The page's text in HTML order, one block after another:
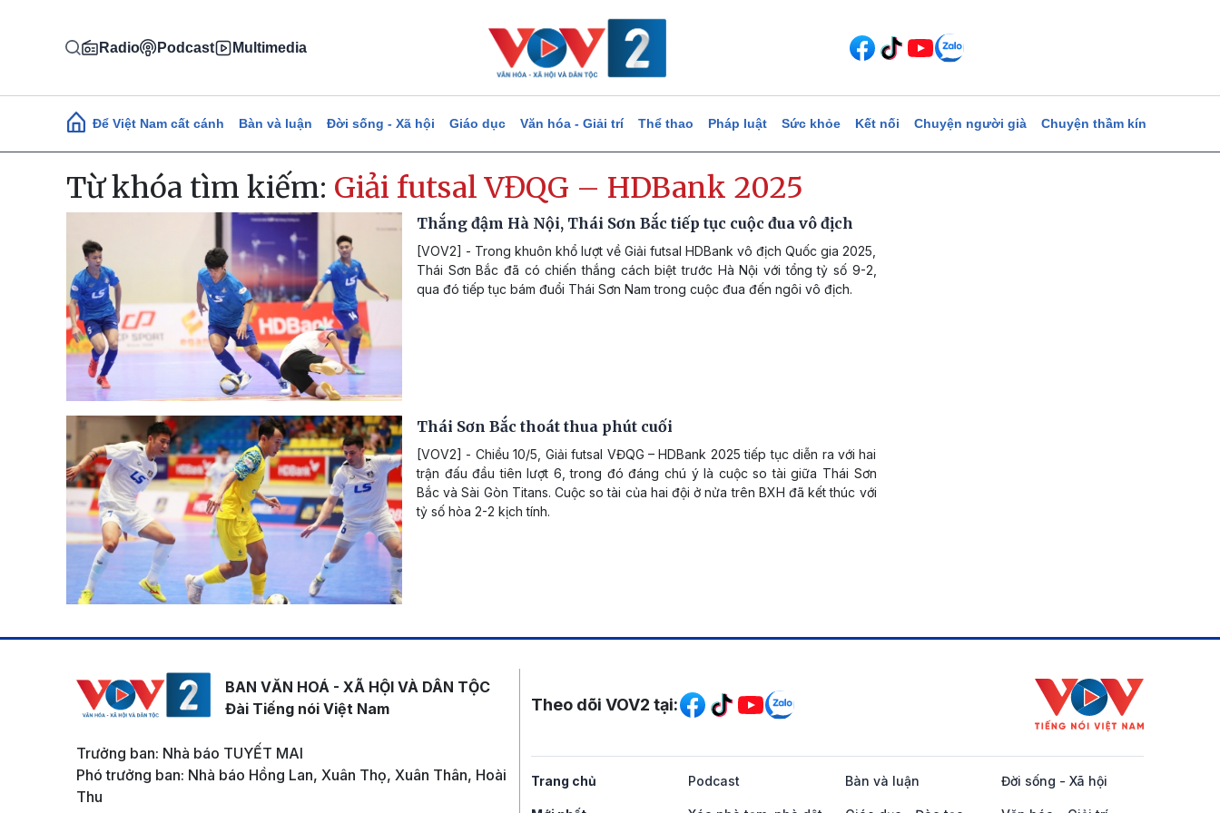
Radio Podcast Multimedia
Main navigation
Để Việt Nam cất cánh Bàn và luận Đời sống - Xã hội Giáo dục Văn hóa - Giải trí Thể thao Pháp luật Sức khỏe Kết nối Chuyện người già Chuyện thầm kín
Từ khóa tìm kiếm: Giải futsal VĐQG – HDBank 2025
Thắng đậm Hà Nội, Thái Sơn Bắc tiếp tục cuộc đua vô địch
[VOV2] - Trong khuôn khổ lượt về Giải futsal HDBank vô địch Quốc gia 2025,
Thái Sơn Bắc đã có chiến thắng cách biệt trước Hà Nội với tổng tỷ số 9-2,
qua đó tiếp tục bám đuổi Thái Sơn Nam trong cuộc đua đến ngôi vô địch.
Thái Sơn Bắc thoát thua phút cuối
[VOV2] - Chiều 10/5, Giải futsal VĐQG – HDBank 2025 tiếp tục diễn ra với hai
trận đấu đầu tiên lượt 6, trong đó đáng chú ý là cuộc so tài giữa Thái Sơn
Bắc và Sài Gòn Titans. Cuộc so tài của hai đội ở nửa trên BXH đã kết thúc với
tỷ số hòa 2-2 kịch tính.
BAN VĂN HOÁ - XÃ HỘI VÀ DÂN TỘC
Đài Tiếng nói Việt Nam
Trưởng ban: Nhà báo TUYẾT MAI
Phó trưởng ban: Nhà báo Hồng Lan, Xuân Thọ, Xuân Thân, Hoài
Thu
Mạng xã hội
Theo dõi VOV2 tại:
Trang chủ Podcast Bàn và luận Đời sống - Xã hội